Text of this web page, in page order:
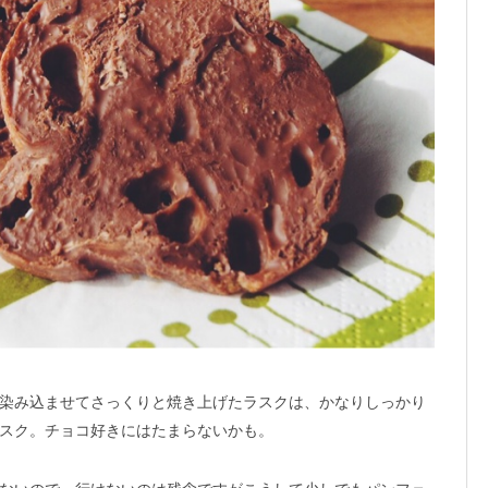
み込ませてさっくりと焼き上げたラスクは、かなりしっかり
。チョコ好きにはたまらないかも。